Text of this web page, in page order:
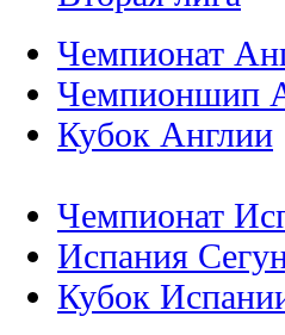
Чемпионат
Чемпионшип
Кубок Англии
Чемпионат
Испания
Кубок